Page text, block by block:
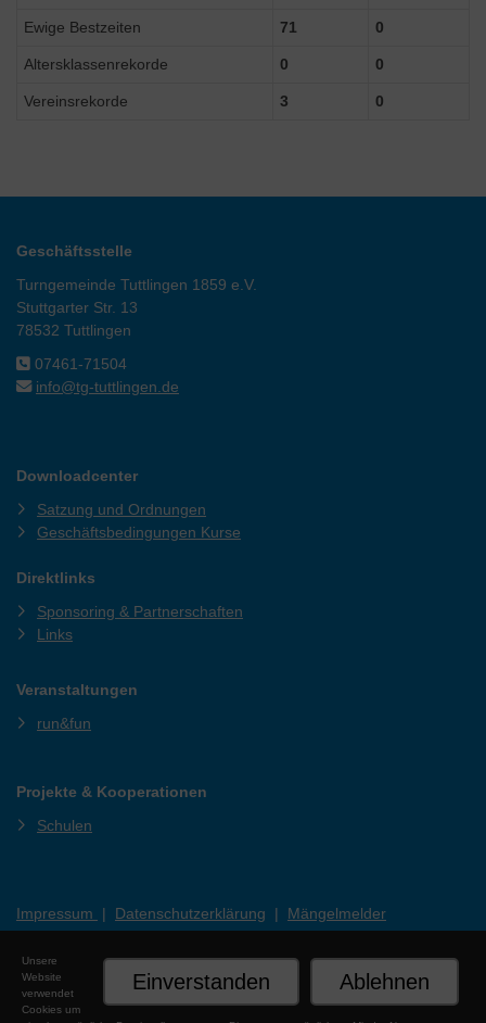
Ewige Bestzeiten 71 0
Altersklassenrekorde 0 0
Vereinsrekorde 3 0
Geschäftsstelle
Turngemeinde Tuttlingen 1859 e.V.
Stuttgarter Str. 13
78532 Tuttlingen
07461-71504
info@tg-tuttlingen.de
Downloadcenter
Satzung und Ordnungen
Geschäftsbedingungen Kurse
Direktlinks
Sponsoring & Partnerschaften
Links
Veranstaltungen
run&fun
Projekte & Kooperationen
Schulen
Impressum | Datenschutzerklärung | Mängelmelder
Ablehnen
Einverstanden
Unsere
Website
verwendet
Cookies um